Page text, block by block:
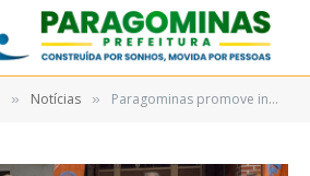
» Notícias » Paragominas promove inclusão e cidadania com o Circuito Mundo TEA